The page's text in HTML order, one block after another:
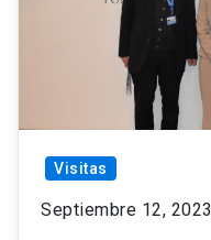
Visitas
Septiembre 12, 2023